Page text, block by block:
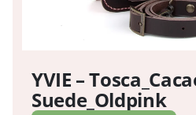
YVIE –
Suede_Oldpink